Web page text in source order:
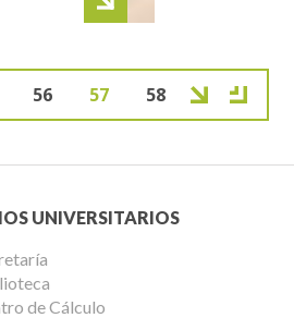
Page
56
Página
actual
57 Page
58
Siguiente página
Última página
UNIVERSITARIOS
de Cálculo